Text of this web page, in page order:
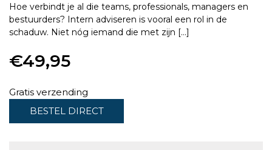
Hoe verbindt je al die teams, professionals, managers en
bestuurders? Intern adviseren is vooral een rol in de
schaduw. Niet nóg iemand die met zijn […]
€49,95
Gratis verzending
BESTEL DIRECT